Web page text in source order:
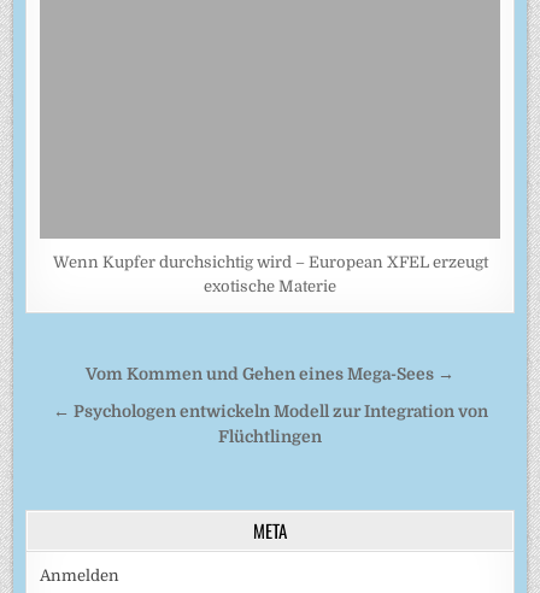
Wenn Kupfer durchsichtig wird – European XFEL erzeugt
exotische Materie
Beitragsnavigation
Vom Kommen und Gehen eines Mega-Sees →
← Psychologen entwickeln Modell zur Integration von
Flüchtlingen
META
Anmelden